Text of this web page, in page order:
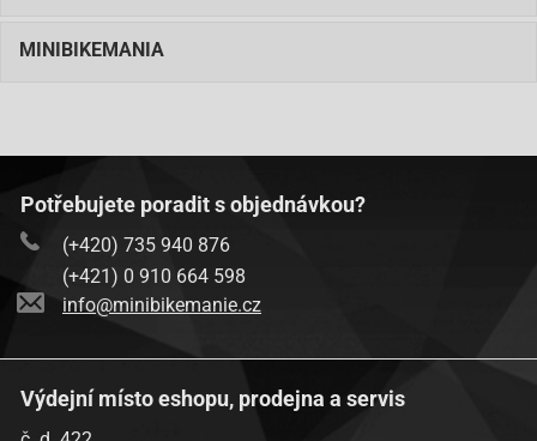
Keeway-MATRIX 125
Lance-Phoenix 150 4T
Lance-Venice ZN150T-20 150 4T
Lance-Vintage 150 4T
MINIBIKEMANIA
Potřebujete poradit s objednávkou?
(+420) 735 940 876
(+421) 0 910 664 598
info@minibikemanie.cz
Výdejní místo eshopu, prodejna a servis